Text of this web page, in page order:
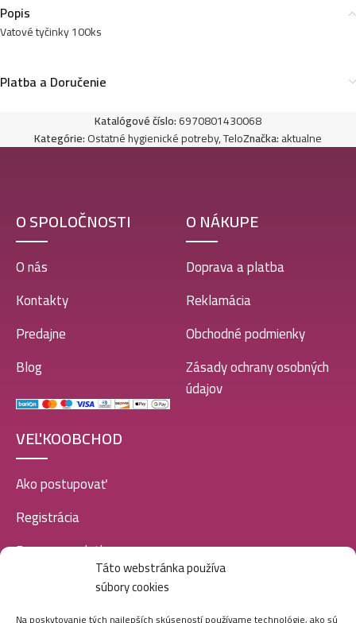
Táto webstránka používa
súbory cookies
Popis
Vatové tyčinky 100ks
Platba a Doručenie
Katalógové číslo:6970801430068
Kategórie:Ostatné hygienické potreby,TeloZnačka:aktualne
O SPOLOČNOSTI
O nás
Kontakty
Predajne
Blog
O NÁKUPE
Doprava a platba
Reklamácia
Obchodné podmienky
Zásady ochrany osobných
údajov
VEĽKOOBCHOD
Ako postupovať
Registrácia
Doprava a platba
SOCIÁLNE SIETE